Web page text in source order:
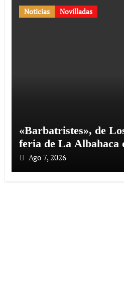
Noticias Novilladas
«Barbatristes», de
feria de La Albahaca
Ago 7, 2026